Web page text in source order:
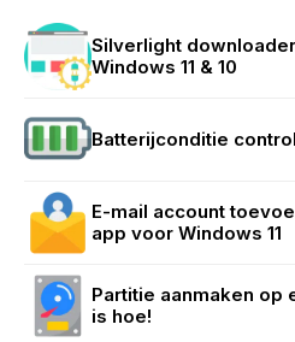
Silverlight
Windows 11 & 10
Batterijconditie
E-mail account
app voor Windows 11
Partitie aanmaken op
is hoe!